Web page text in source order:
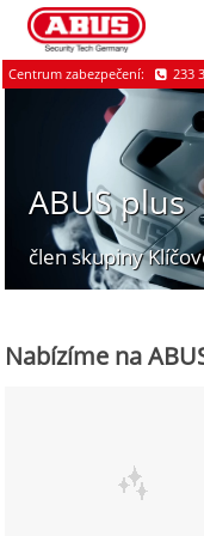
ABUS plus
člen skupiny
Nabízíme na
Centrum zabezpečení: 233